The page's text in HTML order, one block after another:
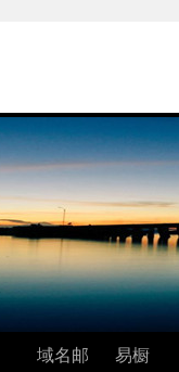
域名邮
易橱